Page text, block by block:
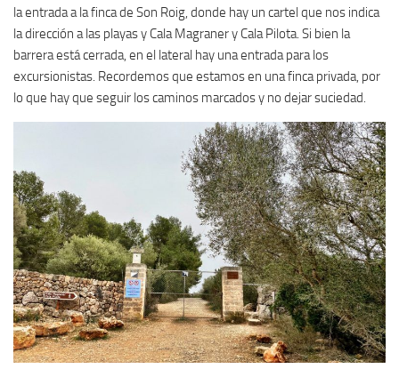
la entrada a la finca de Son Roig, donde hay un cartel que nos indica
la dirección a las playas y Cala Magraner y Cala Pilota. Si bien la
barrera está cerrada, en el lateral hay una entrada para los
excursionistas. Recordemos que estamos en una finca privada, por
lo que hay que seguir los caminos marcados y no dejar suciedad.